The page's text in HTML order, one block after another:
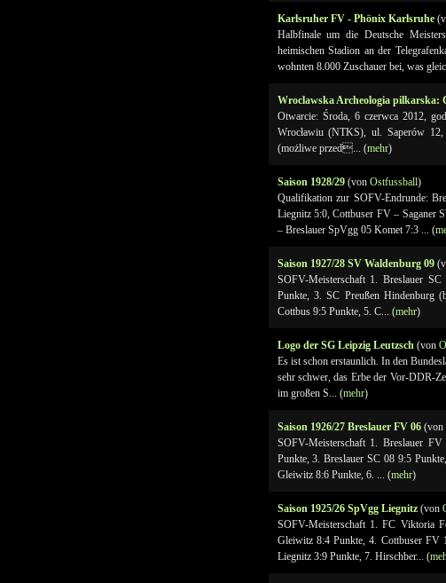
Karlsruher FV - Phönix Karlsruhe
Halbfinale um die Deutsche
heimischen Stadion an der
wohnten 8.000 Zuschauer bei, was
Wroclawska Archeologia pilkarska:
Otwarcie: Środa, 6 czerwca 2012,
Wrocławiu (NTKS), ul. Saperów
(możliwe przed... (mehr)
Saison 1928/29 (von Ostfussball)
Qualifikation zur SOFV-Endrunde:
Liegnitz 5:0, Cottbuser FV – Saganer
– Breslauer SpVgg 05 Komet 7:3 ... (
Saison 1927/28 SV Waldenburg 09
SOFV-Meisterschaft 1. Breslauer
Punkte, 3. SC Preußen Hindenburg
Cottbus 9:5 Punkte, 5. C... (mehr)
Logo der SG Leipzig Leutzsch(von
Es ist schon erstaunlich. In den
sehr schwer, das Erbe der Vor-DDR-
im großen S... (mehr)
Saison 1926/27 Breslauer FV 06(von
SOFV-Meisterschaft 1. Breslauer
Punkte, 3. Breslauer SC 08 9:5
Gleiwitz 8:6 Punkte, 6. ... (mehr)
Saison 1925/26 SpVgg Liegnitz(von
SOFV-Meisterschaft 1. FC Viktoria
Gleiwitz 8:4 Punkte, 4. Cottbuser FV
Liegnitz 3:9 Punkte, 7. Hirschber... (